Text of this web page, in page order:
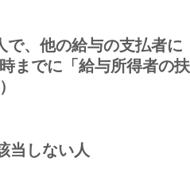
、他の給与の支払者
までに「給与所得者の
当しない人